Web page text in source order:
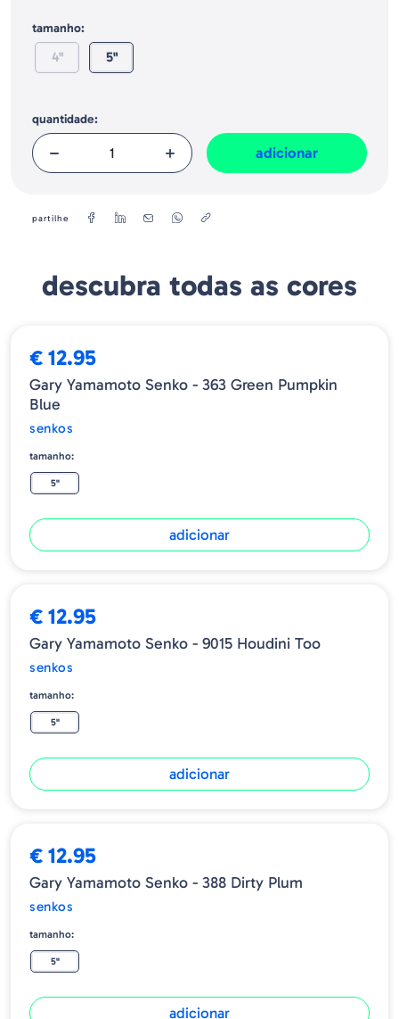
peixes loucos.
tamanho:
4" 5"
quantidade:
adicionar
partilhe
descubra todas as cores
€ 12.95
Gary Yamamoto Senko - 363 Green Pumpkin
Blue
senkos
tamanho:
5"
adicionar
€ 12.95
Gary Yamamoto Senko - 9015 Houdini Too
senkos
tamanho:
5"
adicionar
€ 12.95
Gary Yamamoto Senko - 388 Dirty Plum
senkos
tamanho:
5"
adicionar